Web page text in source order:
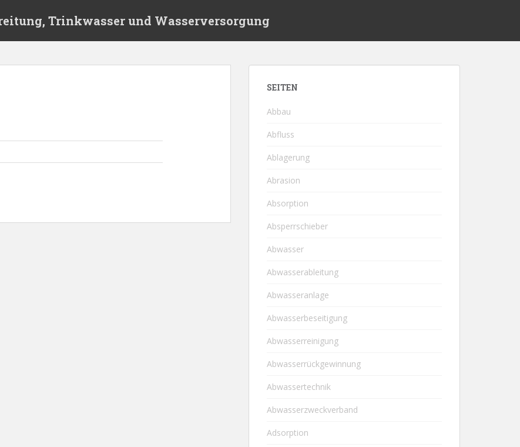
Trinkwasser und Wasserversorgung
SEITEN
Abbau
Abfluss
Ablagerung
Abrasion
Absorption
Absperrschieber
Abwasser
Abwasserableitung
Abwasseranlage
Abwasserbeseitigung
Abwasserreinigung
Abwasserrückgewinnung
Abwassertechnik
Abwasserzweckverband
Adsorption